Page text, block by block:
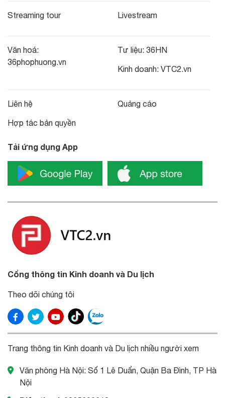
Streaming tour Livestream
Văn hoá:
36phophuong.vn
Tư liệu: 36HN
Kinh doanh: VTC2.vn
Liên hệ
Hợp tác bản quyền
Quảng cáo
Tải ứng dụng App
Cổng thông tin Kinh doanh và Du lịch
Theo dõi chúng tôi
Trang thông tin Kinh doanh và Du lịch nhiều người xem
Văn phòng Hà Nội: Số 1 Lê Duẩn, Quận Ba Đình, TP Hà
Nội